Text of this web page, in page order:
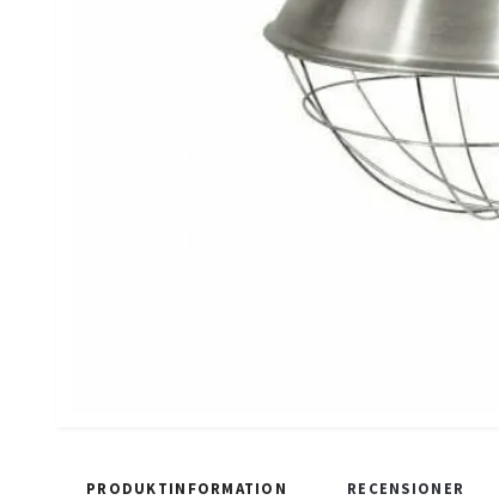
PRODUKTINFORMATION RECENSIONER